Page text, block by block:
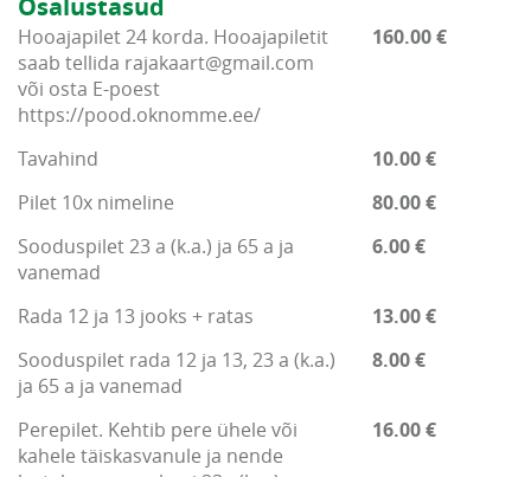
Osalustasud
Hooajapilet 24 korda. Hooajapiletit
saab tellida rajakaart@gmail.com
või osta E-poest
https://pood.oknomme.ee/
160.00 €
Tavahind
10.00 €
Pilet 10x nimeline
80.00 €
Sooduspilet 23 a (k.a.) ja 65 a ja
vanemad
6.00 €
Rada 12 ja 13 jooks + ratas
13.00 €
Sooduspilet rada 12 ja 13, 23 a (k.a.)
ja 65 a ja vanemad
8.00 €
Perepilet. Kehtib pere ühele või
kahele täiskasvanule ja nende
16.00 €